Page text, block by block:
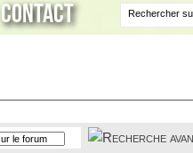
Contact